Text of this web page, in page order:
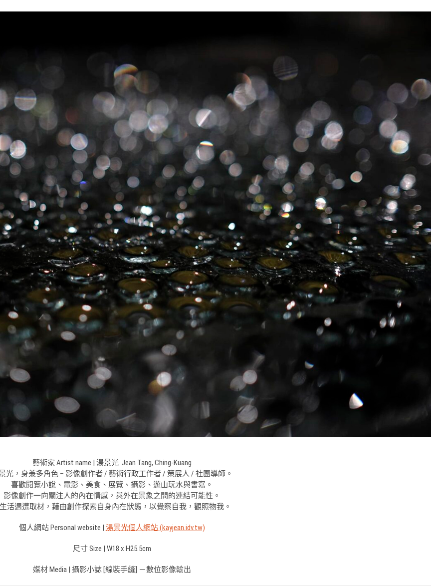
藝術家 Artist name | 湯景光 Jean Tang, Ching-Kuang
光，身兼多角色 – 影像創作者 / 藝術行政工作者 / 策展人 / 社團導師。
喜歡閱覽小說、電影、美食、展覽、攝影、遊山玩水與書寫。
影像創作一向關注人的內在情感，與外在景象之間的連結可能性。
活週遭取材，藉由創作探索自身內在狀態，以覺察自我，觀照物我。
個人網站 Personal website | 湯景光個人網站 (kayjean.idv.tw)
尺寸 Size | W18 x H25.5cm
媒材 Media | 攝影小誌 [線裝手縫] －數位影像輸出